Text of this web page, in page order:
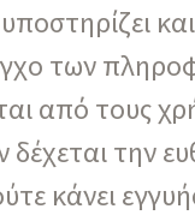
των
από τους
δέχεται την
κάνει